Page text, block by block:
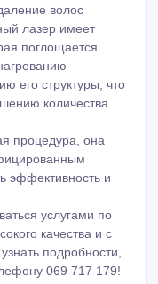
волос
лазер имеет
поглощается
его структуры, что
количества
процедура, она
эффективность и
услугами по
качества и с
подробности,
069 717 179!